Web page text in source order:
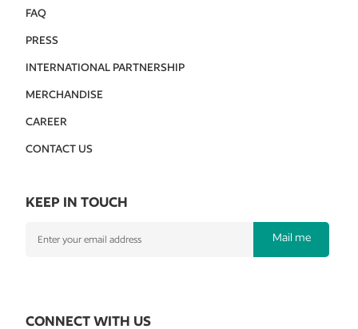
FAQ
PRESS
INTERNATIONAL PARTNERSHIP
MERCHANDISE
CAREER
CONTACT US
KEEP IN TOUCH
Mail me
CONNECT WITH US